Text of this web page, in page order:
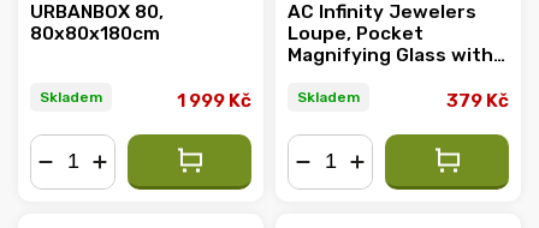
URBANBOX 80,
80x80x180cm
Skladem 1 999 Kč
AC Infinity Jewelers
Loupe, Pocket
Magnifying Glass with
Lenses
Skladem 379 Kč